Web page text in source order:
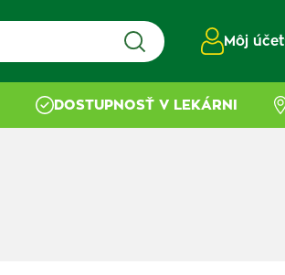
Môj účet
DOSTUPNOSŤ V LEKÁRNI